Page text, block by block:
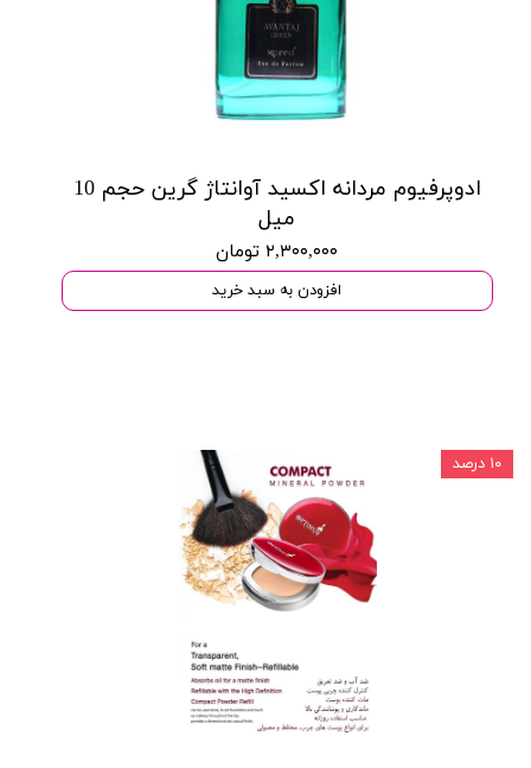
ادوپرفیوم مردانه اکسید آوانتاژ گرین حجم 10
میل
۲,۳۰۰,۰۰۰ تومان
افزودن به سبد خرید
۱۰ درصد